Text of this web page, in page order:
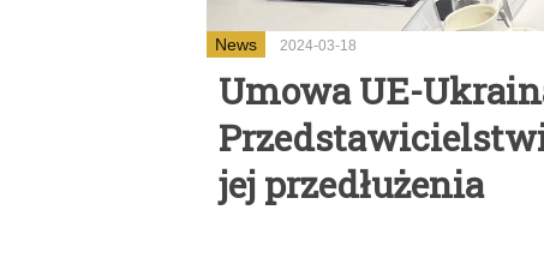
News 2024-03-18
Umowa UE-
jej przedłużenia